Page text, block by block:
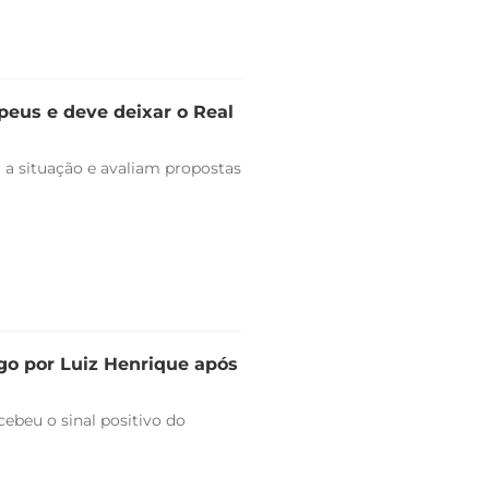
e deve deixar o Real
situação e avaliam propostas
por Luiz Henrique após
o sinal positivo do